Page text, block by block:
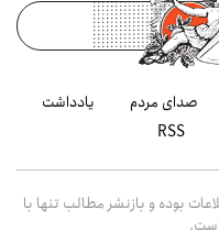
صدای مردم
یادداشت
RSS
بوده و بازنشر مطالب تنها با